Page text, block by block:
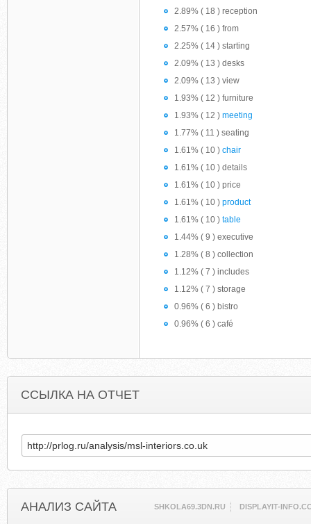
2.89% ( 18 ) reception
2.57% ( 16 ) from
2.25% ( 14 ) starting
2.09% ( 13 ) desks
2.09% ( 13 ) view
1.93% ( 12 ) furniture
1.93% ( 12 ) meeting
1.77% ( 11 ) seating
1.61% ( 10 ) chair
1.61% ( 10 ) details
1.61% ( 10 ) price
1.61% ( 10 ) product
1.61% ( 10 ) table
1.44% ( 9 ) executive
1.28% ( 8 ) collection
1.12% ( 7 ) includes
1.12% ( 7 ) storage
0.96% ( 6 ) bistro
0.96% ( 6 ) café
ССЫЛКА НА ОТЧЕТ
АНАЛИЗ САЙТА SHKOLA69.3DN.RU DISPLAYIT-